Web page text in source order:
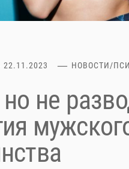
22.11.2023 НОВОСТИ/
не